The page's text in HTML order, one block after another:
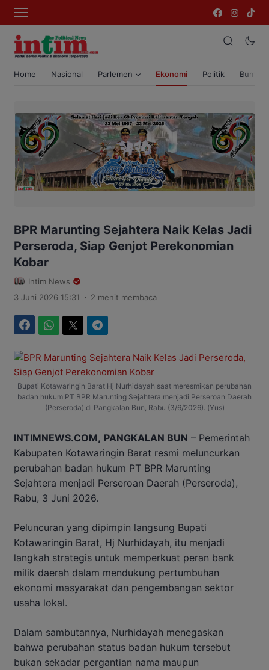
Home Nasional Parlemen Ekonomi Politik Bumi
BPR Marunting Sejahtera Naik Kelas Jadi
Perseroda, Siap Genjot Perekonomian
Kobar
Intim News
3 Juni 2026 15:31
. 2 menit membaca
Bupati Kotawaringin Barat Hj Nurhidayah saat meresmikan perubahan
badan hukum PT BPR Marunting Sejahtera menjadi Perseroan Daerah
(Perseroda) di Pangkalan Bun, Rabu (3/6/2026). (Yus)
INTIMNEWS.COM, PANGKALAN BUN – Pemerintah
Kabupaten Kotawaringin Barat resmi meluncurkan
perubahan badan hukum PT BPR Marunting
Sejahtera menjadi Perseroan Daerah (Perseroda),
Rabu, 3 Juni 2026.
Peluncuran yang dipimpin langsung Bupati
Kotawaringin Barat, Hj Nurhidayah, itu menjadi
langkah strategis untuk memperkuat peran bank
milik daerah dalam mendukung pertumbuhan
ekonomi masyarakat dan pengembangan sektor
usaha lokal.
Dalam sambutannya, Nurhidayah menegaskan
bahwa perubahan status badan hukum tersebut
bukan sekadar pergantian nama maupun